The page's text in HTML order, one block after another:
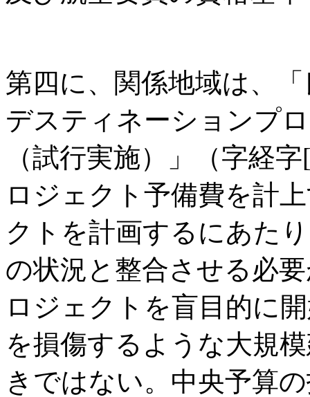
第四に、関係地域は、
デスティネーションプ
（試行実施）」（字経
ロジェクト予備費を計
クトを計画するにあた
の状況と整合させる必
ロジェクトを盲目的に
を損傷するような大規
きではない。中央予算